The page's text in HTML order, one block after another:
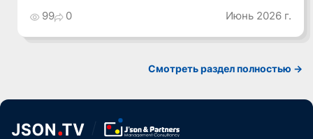
99 0 Июнь 2026 г.
Смотреть раздел полностью ->